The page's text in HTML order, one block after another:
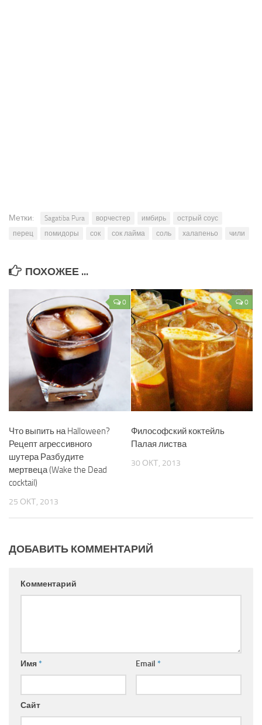
Метки: Sagatiba Pura ворчестер имбирь
острый соус
перец
помидоры сок сок лайма соль халапеньо чили
ПОХОЖЕЕ ...
0
Что выпить на Halloween?
Рецепт агрессивного
шутера Разбудите
мертвеца (Wake the Dead
cocktail)
25 ОКТ, 2013
0
Философский коктейль
Палая листва
30 ОКТ, 2013
ДОБАВИТЬ КОММЕНТАРИЙ
Комментарий
Имя* Email *
Сайт